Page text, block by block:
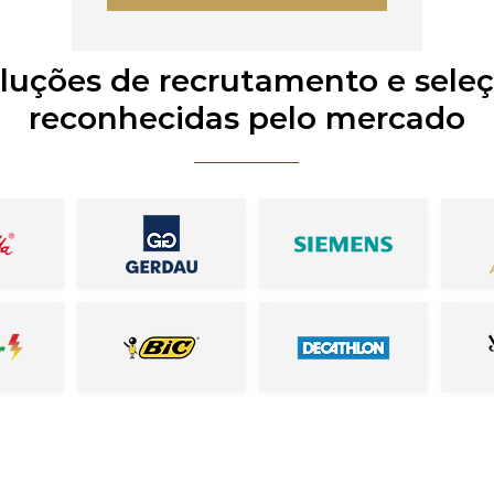
de recrutamento e
reconhecidas pelo mercado